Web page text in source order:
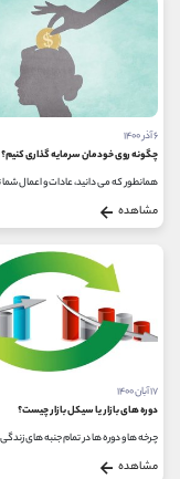
۶ آذر ۱۴۰۰
چگونه روی خودمان سرمایه گذاری کنیم؟
مشاهده
۱۷ آبان ۱۴۰۰
دوره های بازار یا سیکل بازار چیست؟
مشاهده